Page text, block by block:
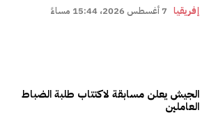
إفريقيا 7 أغسطس 2026، 15:44 مساءً
الجيش يعلن مسابقة لاكتتاب طلبة الضباط
العاملين